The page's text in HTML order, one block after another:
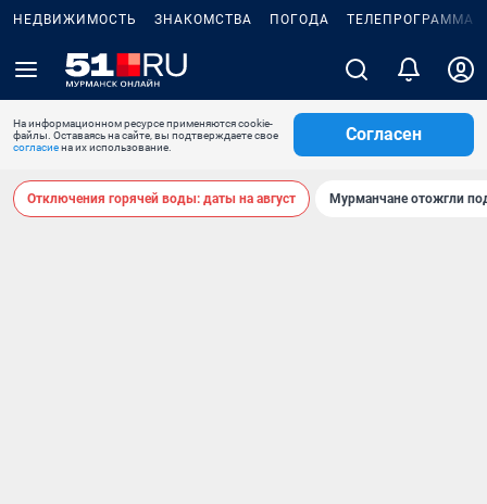
НЕДВИЖИМОСТЬ ЗНАКОМСТВА ПОГОДА ТЕЛЕПРОГРАММА
На информационном ресурсе применяются cookie-
файлы. Оставаясь на сайте, вы подтверждаете свое
согласиена их использование.
Согласен
Отключения горячей воды: даты на август Мурманчане отожгли